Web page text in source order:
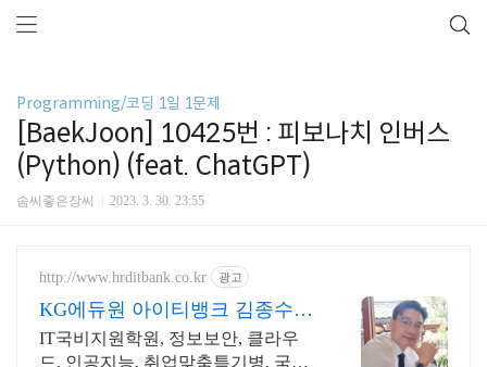
Programming/코딩 1일 1문제
[BaekJoon] 10425번 : 피보나치 인버스
(Python) (feat. ChatGPT)
솜씨좋은장씨 2023. 3. 30. 23:55
http://www.hrditbank.co.kr 광고
KG에듀원 아이티뱅크 김종수
27년경력전문가 IT취업상담
IT국비지원학원, 정보보안, 클라우
드, 인공지능, 취업맞춤특기병, 국비